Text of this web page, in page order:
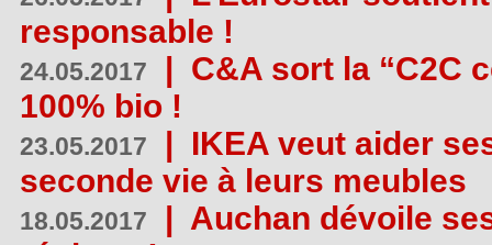
responsable !
24.05.2017 | C&A sort la “C2C
100% bio !
23.05.2017 | IKEA veut aider
seconde vie à leurs meubles
18.05.2017 | Auchan dévoile